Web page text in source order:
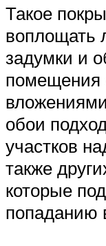
Такое
воплощать
задумки и
обои
участков
также
которые
попаданию